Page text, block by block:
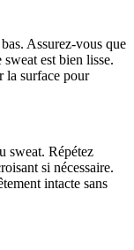
Assurez-vous que
sweat est bien lisse.
la surface pour
sweat. Répétez
si nécessaire.
intacte sans